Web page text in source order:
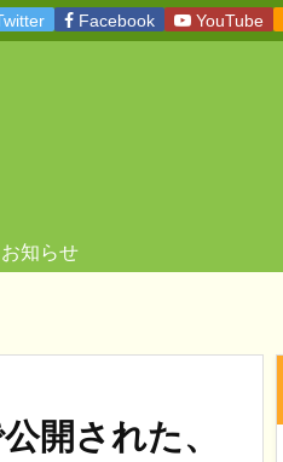
お知らせ
Facebook YouTube
開された、